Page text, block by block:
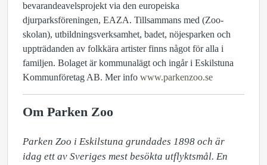
bevarandeavelsprojekt via den europeiska
djurparksföreningen, EAZA. Tillsammans med (Zoo-
skolan), utbildningsverksamhet, badet, nöjesparken och
uppträdanden av folkkära artister finns något för alla i
familjen. Bolaget är kommunalägt och ingår i Eskilstuna
Kommunföretag AB. Mer info www.parkenzoo.se
Om Parken Zoo
Parken Zoo i Eskilstuna grundades 1898 och är
idag ett av Sveriges mest besökta utflyktsmål. En